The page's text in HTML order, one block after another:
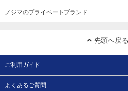
ノジマのプライベートブランド
先頭へ戻る
ご利用ガイド
よくあるご質問